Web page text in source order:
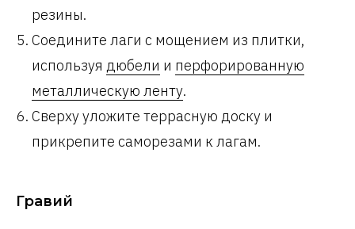
резины.
Соедините лаги с мощением из плитки,
используя дюбели и перфорированную
металлическую ленту.
Сверху уложите террасную доску и
прикрепите саморезами к лагам.
Гравий